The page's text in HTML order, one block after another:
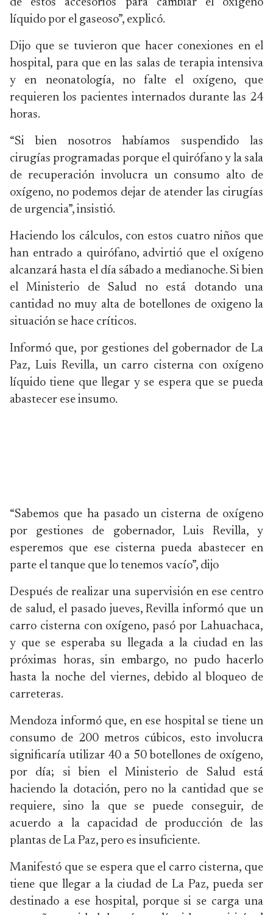
de estos accesorios para cambiar el oxígeno
líquido por el gaseoso”, explicó.
Dijo que se tuvieron que hacer conexiones en el
hospital, para que en las salas de terapia intensiva
y en neonatología, no falte el oxígeno, que
requieren los pacientes internados durante las 24
horas.
“Si bien nosotros habíamos suspendido las
cirugías programadas porque el quirófano y la sala
de recuperación involucra un consumo alto de
oxígeno, no podemos dejar de atender las cirugías
de urgencia”, insistió.
Haciendo los cálculos, con estos cuatro niños que
han entrado a quirófano, advirtió que el oxígeno
alcanzará hasta el día sábado a medianoche. Si bien
el Ministerio de Salud no está dotando una
cantidad no muy alta de botellones de oxigeno la
situación se hace críticos.
Informó que, por gestiones del gobernador de La
Paz, Luis Revilla, un carro cisterna con oxígeno
líquido tiene que llegar y se espera que se pueda
abastecer ese insumo.
“Sabemos que ha pasado un cisterna de oxígeno
por gestiones de gobernador, Luis Revilla, y
esperemos que ese cisterna pueda abastecer en
parte el tanque que lo tenemos vacío”, dijo
Después de realizar una supervisión en ese centro
de salud, el pasado jueves, Revilla informó que un
carro cisterna con oxígeno, pasó por Lahuachaca,
y que se esperaba su llegada a la ciudad en las
próximas horas, sin embargo, no pudo hacerlo
hasta la noche del viernes, debido al bloqueo de
carreteras.
Mendoza informó que, en ese hospital se tiene un
consumo de 200 metros cúbicos, esto involucra
significaría utilizar 40 a 50 botellones de oxígeno,
por día; si bien el Ministerio de Salud está
haciendo la dotación, pero no la cantidad que se
requiere, sino la que se puede conseguir, de
acuerdo a la capacidad de producción de las
plantas de La Paz, pero es insuficiente.
Manifestó que se espera que el carro cisterna, que
tiene que llegar a la ciudad de La Paz, pueda ser
destinado a ese hospital, porque si se carga una